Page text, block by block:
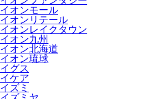
イオンモール
イオンリテール
イオンレイクタウン
イオン九州
イオン北海道
イオン琉球
イグス
イケア
イズミ